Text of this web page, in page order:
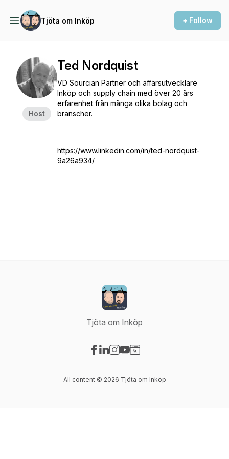
Tjöta om Inköp + Follow
Host
Ted Nordquist
VD Sourcian Partner och affärsutvecklare
Inköp och supply chain med över 20 års
erfarenhet från många olika bolag och
branscher.
https://www.linkedin.com/in/ted-nordquist-
9a26a934/
Tjöta om Inköp
All content © 2026 Tjöta om Inköp